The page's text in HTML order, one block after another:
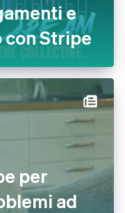
e
con Stripe
per
ad